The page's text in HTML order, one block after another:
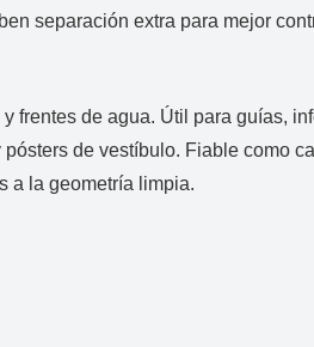
separación extra para mejor
frentes de agua. Útil para guías,
de vestíbulo. Fiable como
a la geometría limpia.